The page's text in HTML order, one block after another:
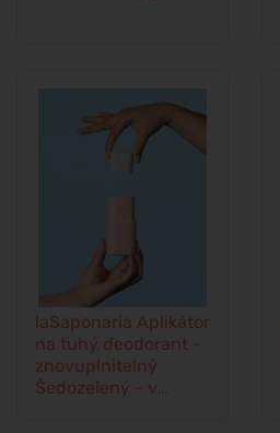
laSaponaria Aplikátor
na tuhý deodorant -
znovuplnitelný
Šedozelený - v